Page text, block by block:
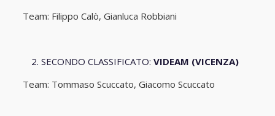
Team: Filippo Calò, Gianluca Robbiani
SECONDO CLASSIFICATO: VIDEAM (VICENZA)
Team: Tommaso Scuccato, Giacomo Scuccato